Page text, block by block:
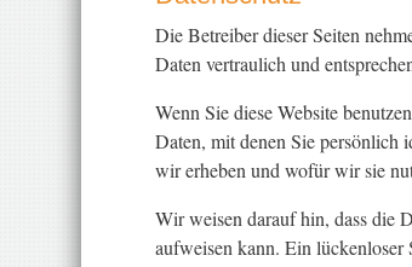
Die Betreiber dieser Seiten
Daten vertraulich und
Wenn Sie diese Website
Daten, mit denen Sie persönlich
wir erheben und wofür wir sie
Wir weisen darauf hin, dass die
aufweisen kann. Ein